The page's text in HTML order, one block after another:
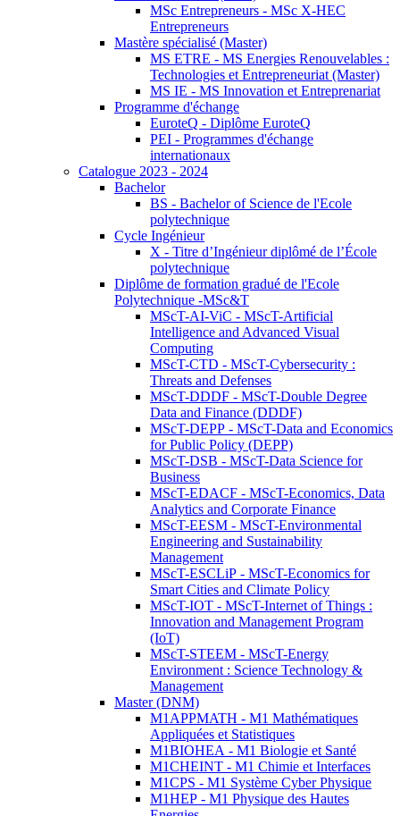
MSc Entrepreneurs - MSc X-HEC
Entrepreneurs
Mastère spécialisé (Master)
MS ETRE - MS Energies Renouvelables :
Technologies et Entrepreneuriat (Master)
MS IE - MS Innovation et Entreprenariat
Programme d'échange
EuroteQ - Diplôme EuroteQ
PEI - Programmes d'échange
internationaux
Catalogue 2023 - 2024
Bachelor
BS - Bachelor of Science de l'Ecole
polytechnique
Cycle Ingénieur
X - Titre d’Ingénieur diplômé de l’École
polytechnique
Diplôme de formation gradué de l'Ecole
Polytechnique -MSc&T
MScT-AI-ViC - MScT-Artificial
Intelligence and Advanced Visual
Computing
MScT-CTD - MScT-Cybersecurity :
Threats and Defenses
MScT-DDDF - MScT-Double Degree
Data and Finance (DDDF)
MScT-DEPP - MScT-Data and Economics
for Public Policy (DEPP)
MScT-DSB - MScT-Data Science for
Business
MScT-EDACF - MScT-Economics, Data
Analytics and Corporate Finance
MScT-EESM - MScT-Environmental
Engineering and Sustainability
Management
MScT-ESCLiP - MScT-Economics for
Smart Cities and Climate Policy
MScT-IOT - MScT-Internet of Things :
Innovation and Management Program
(IoT)
MScT-STEEM - MScT-Energy
Environment : Science Technology &
Management
Master (DNM)
M1APPMATH - M1 Mathématiques
Appliquées et Statistiques
M1BIOHEA - M1 Biologie et Santé
M1CHEINT - M1 Chimie et Interfaces
M1CPS - M1 Système Cyber Physique
M1HEP - M1 Physique des Hautes